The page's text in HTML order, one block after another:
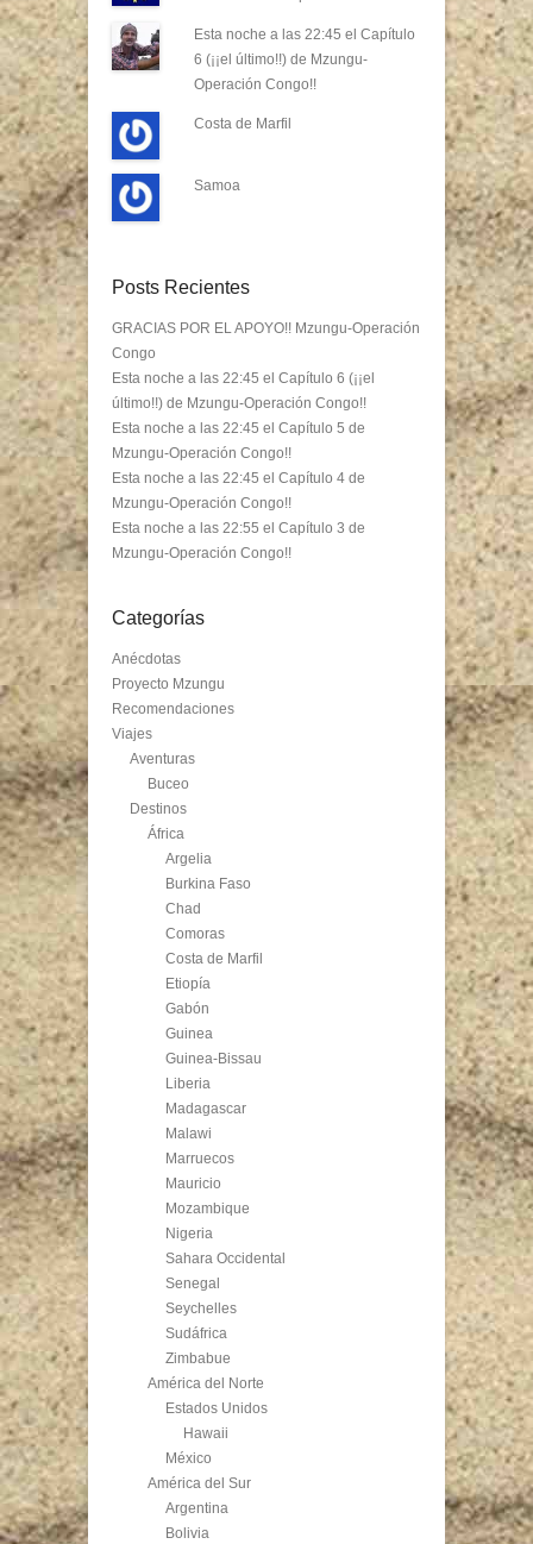
Esta noche a las 22:45 el Capítulo
6 (¡¡el último!!) de Mzungu-
Operación Congo!!
Costa de Marfil
Samoa
Posts Recientes
GRACIAS POR EL APOYO!! Mzungu-Operación
Congo
Esta noche a las 22:45 el Capítulo 6 (¡¡el
último!!) de Mzungu-Operación Congo!!
Esta noche a las 22:45 el Capítulo 5 de
Mzungu-Operación Congo!!
Esta noche a las 22:45 el Capítulo 4 de
Mzungu-Operación Congo!!
Esta noche a las 22:55 el Capítulo 3 de
Mzungu-Operación Congo!!
Categorías
Anécdotas
Proyecto Mzungu
Recomendaciones
Viajes
Aventuras
Buceo
Destinos
África
Argelia
Burkina Faso
Chad
Comoras
Costa de Marfil
Etiopía
Gabón
Guinea
Guinea-Bissau
Liberia
Madagascar
Malawi
Marruecos
Mauricio
Mozambique
Nigeria
Sahara Occidental
Senegal
Seychelles
Sudáfrica
Zimbabue
América del Norte
Estados Unidos
Hawaii
México
América del Sur
Argentina
Bolivia